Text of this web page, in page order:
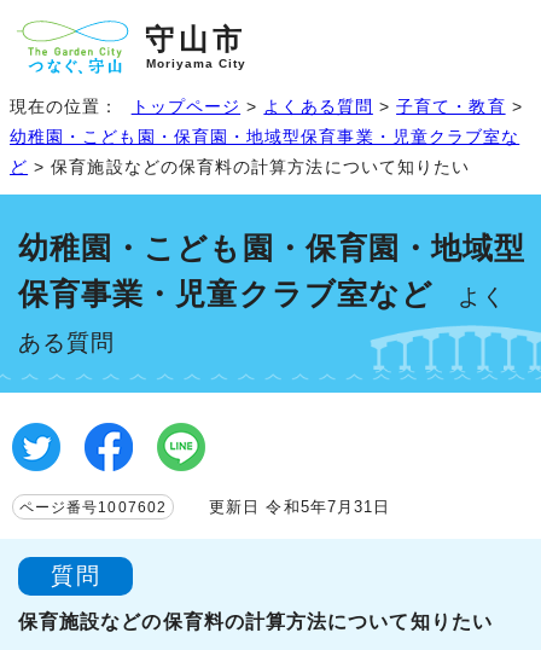
守山市
Moriyama City
現在の位置： トップページ > よくある質問 >子育て・教育 >
幼稚園・こども園・保育園・地域型保育事業・児童クラブ室な
ど > 保育施設などの保育料の計算方法について知りたい
幼稚園・こども園・保育園・地域型
保育事業・児童クラブ室など よく
ある質問
ページ番号1007602 更新日 令和5年7月31日
質問
保育施設などの保育料の計算方法について知りたい